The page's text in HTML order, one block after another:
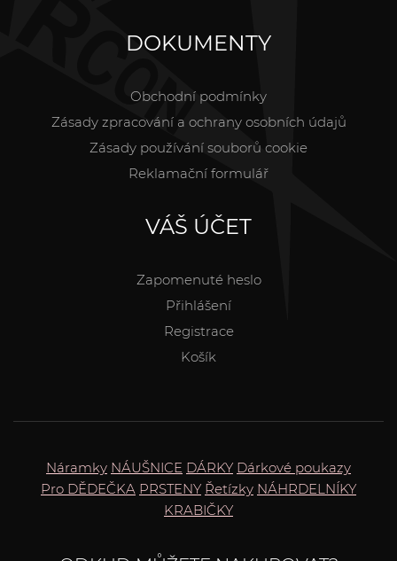
DOKUMENTY
Obchodní podmínky
Zásady zpracování a ochrany osobních údajů
Zásady používání souborů cookie
Reklamační formulář
VÁŠ ÚČET
Zapomenuté heslo
Přihlášení
Registrace
Košík
Náramky NÁUŠNICE DÁRKY Dárkové poukazy
Pro DĚDEČKA PRSTENY Řetízky NÁHRDELNÍKY
KRABIČKY